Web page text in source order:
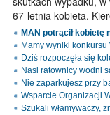
67-letnia kobieta.
MAN potrącił kobietę
Mamy wyniki konkursu
Dziś rozpoczęła się
Nasi ratownicy wodni
Nie zaparkujesz przy
Wsparcie Organizacji
Szukali włamywaczy,